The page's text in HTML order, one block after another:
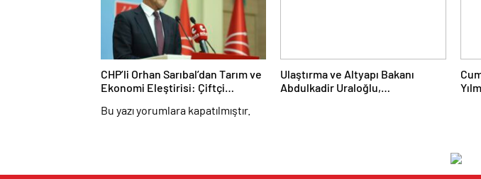
CHP’li Orhan Sarıbal’dan Tarım ve
Ekonomi Eleştirisi: Çiftçi
Ulaştırma ve Altyapı Bakanı
Abdulkadir Uraloğlu,
Bu yazı yorumlara kapatılmıştır.